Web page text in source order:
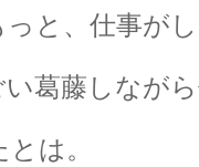
と、仕事が
い葛藤しなが
は。